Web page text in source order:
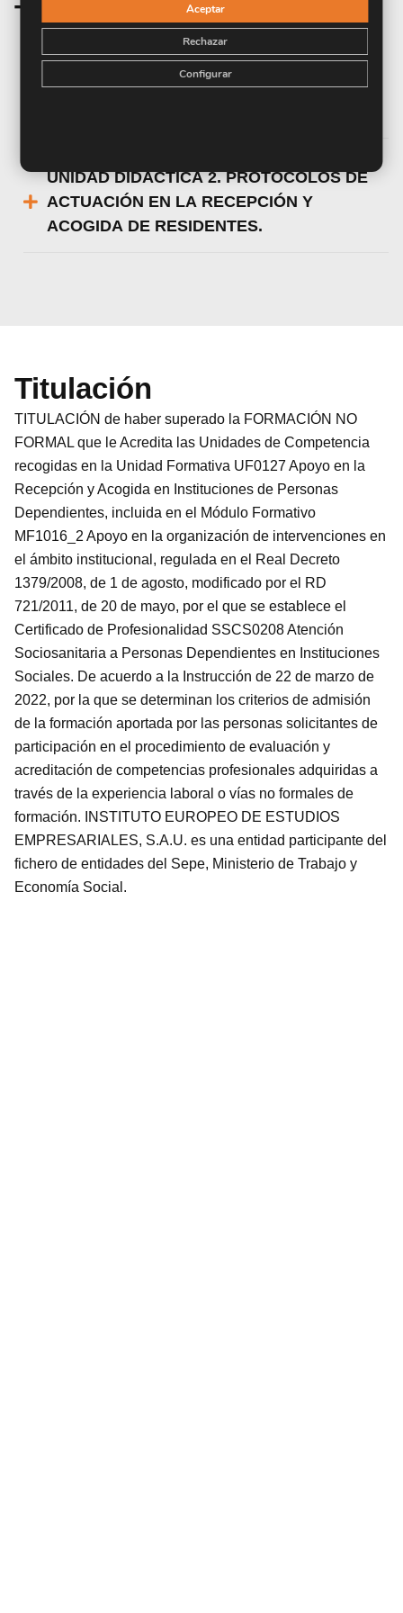
Temario de la materia
UNIDAD DIDÁCTICA 1. INTERVENCIÓN
EN LA ATENCIÓN A LAS PERSONAS
UNIDAD DIDÁCTICA 2. PROTOCOLOS DE
ACTUACIÓN EN LA RECEPCIÓN Y
ACOGIDA DE RESIDENTES.
Titulación
TITULACIÓN de haber superado la FORMACIÓN NO
FORMAL que le Acredita las Unidades de Competencia
recogidas en la Unidad Formativa UF0127 Apoyo en la
Recepción y Acogida en Instituciones de Personas
Dependientes, incluida en el Módulo Formativo
MF1016_2 Apoyo en la organización de intervenciones en
el ámbito institucional, regulada en el Real Decreto
1379/2008, de 1 de agosto, modificado por el RD
721/2011, de 20 de mayo, por el que se establece el
Certificado de Profesionalidad SSCS0208 Atención
Sociosanitaria a Personas Dependientes en Instituciones
Sociales. De acuerdo a la Instrucción de 22 de marzo de
2022, por la que se determinan los criterios de admisión
de la formación aportada por las personas solicitantes de
participación en el procedimiento de evaluación y
acreditación de competencias profesionales adquiridas a
través de la experiencia laboral o vías no formales de
formación. INSTITUTO EUROPEO DE ESTUDIOS
EMPRESARIALES, S.A.U. es una entidad participante del
fichero de entidades del Sepe, Ministerio de Trabajo y
Economía Social.
Aceptar
Rechazar
Configurar